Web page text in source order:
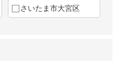
さいたま市大宮区